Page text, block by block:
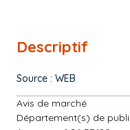
Descriptif
Source : WEB
Avis de marché
Département(s) de